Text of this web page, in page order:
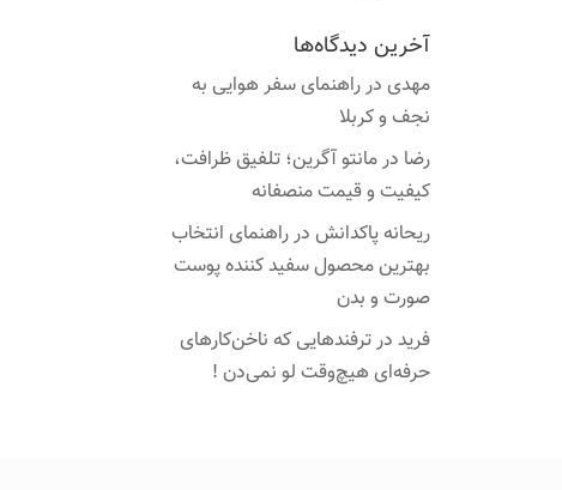
آخرین دیدگاه‌ها
مهدی درراهنمای سفر هوایی به
نجف و کربلا
رضا درمانتو آگرین؛ تلفیق ظرافت،
کیفیت و قیمت منصفانه
ریحانه پاکدانش درراهنمای انتخاب
بهترین محصول سفید کننده پوست
صورت و بدن
فرید درترفندهایی که ناخن‌کارهای
حرفه‌ای هیچ‌وقت لو نمی‌دن !